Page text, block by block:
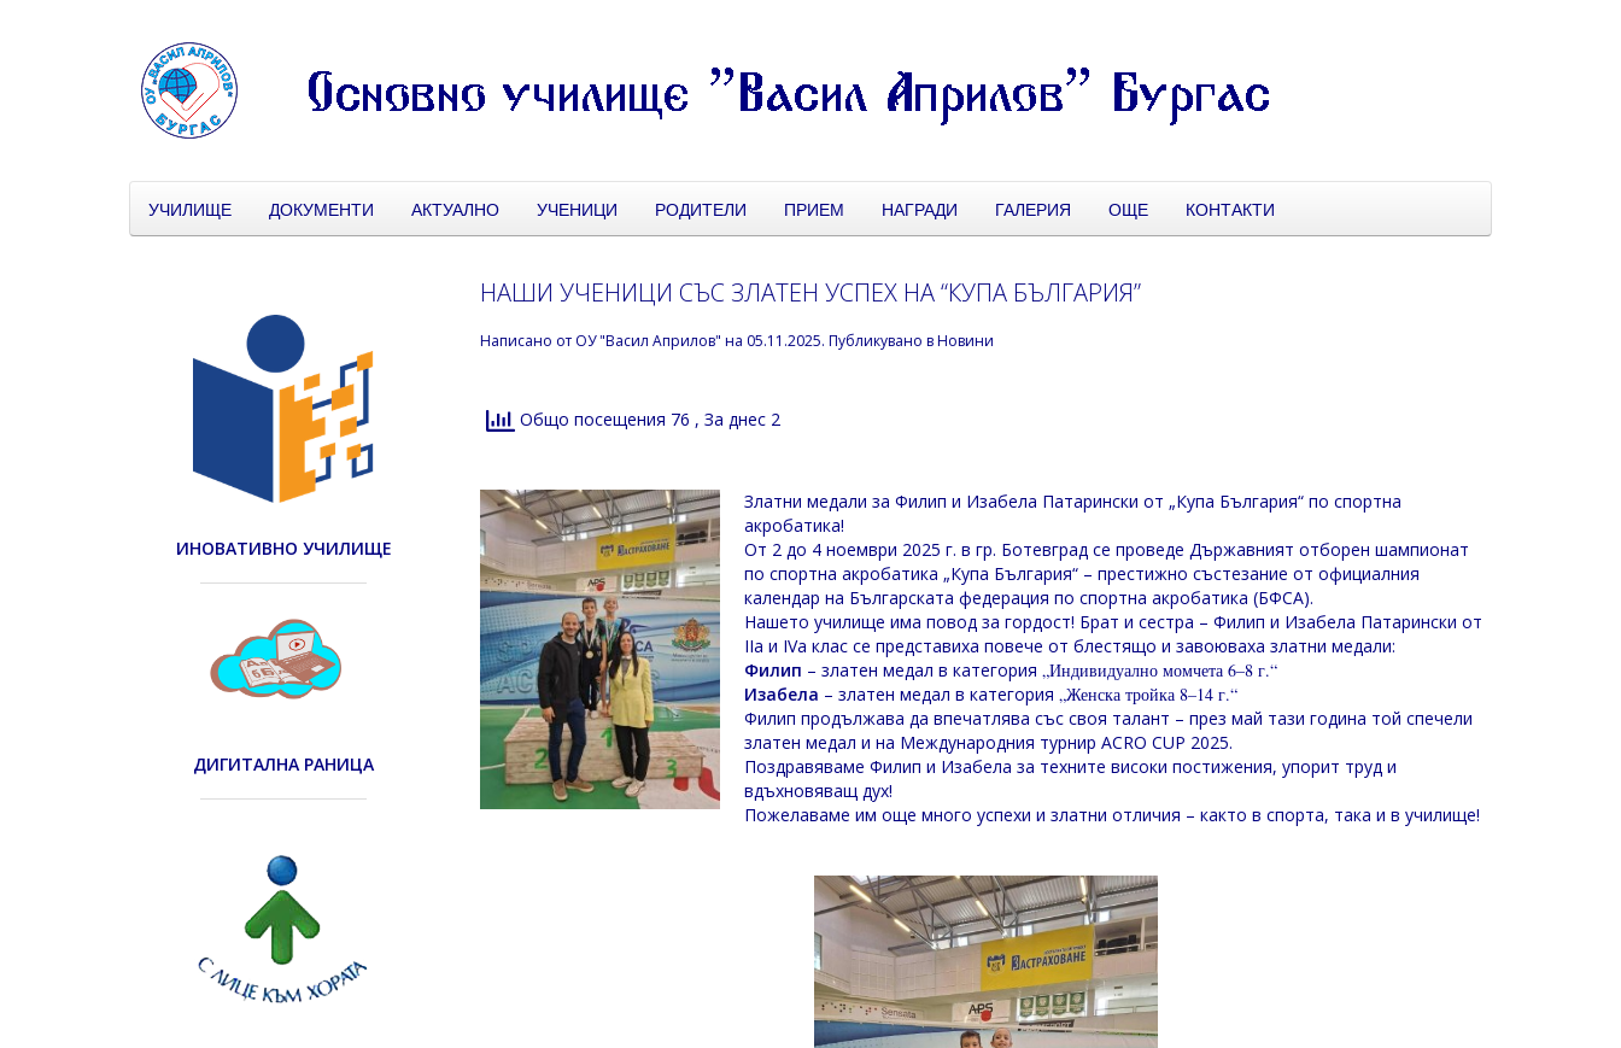
УЧИЛИЩЕ ДОКУМЕНТИ АКТУАЛНО УЧЕНИЦИ РОДИТЕЛИ ПРИЕМ НАГРАДИ ГАЛЕРИЯ ОЩЕ КОНТАКТИ
НАШИ УЧЕНИЦИ СЪС ЗЛАТЕН УСПЕХ НА “КУПА БЪЛГАРИЯ”
Написано от ОУ "Васил Априлов" на 05.11.2025. Публикувано вНовини
Общо посещения 76 , За днес 2
Златни медали за Филип и Изабела Патарински от „Купа България“ по спортна
акробатика!
От 2 до 4 ноември 2025 г. в гр. Ботевград се проведе Държавният отборен шампионат
по спортна акробатика „Купа България“ – престижно състезание от официалния
календар на Българската федерация по спортна акробатика (БФСА).
Нашето училище има повод за гордост! Брат и сестра – Филип и Изабела Патарински от
IIа и IVа клас се представиха повече от блестящо и завоюваха златни медали:
Филип – златен медал в категория „Индивидуално момчета 6–8 г.“
Изабела – златен медал в категория„Женска тройка 8–14 г.“
Филип продължава да впечатлява със своя талант – през май тази година той спечели
златен медал и на Международния турнир ACRO CUP 2025.
Поздравяваме Филип и Изабела за техните високи постижения, упорит труд и
вдъхновяващ дух!
Пожелаваме им още много успехи и златни отличия – както в спорта, така и в училище!
ИНОВАТИВНО УЧИЛИЩЕ
ДИГИТАЛНА РАНИЦА